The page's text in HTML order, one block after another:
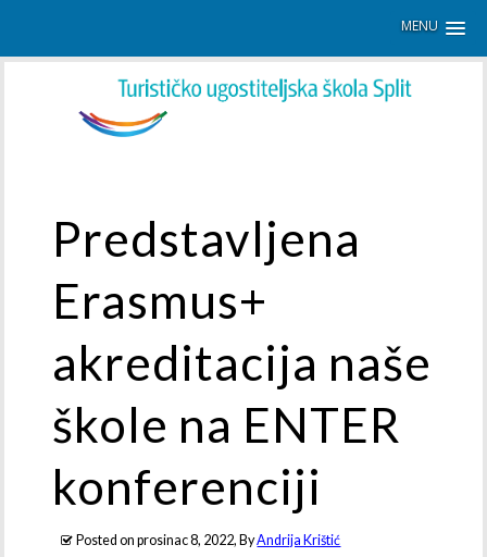
MENU
Predstavljena
Erasmus+
akreditacija naše
škole na ENTER
konferenciji
Posted on prosinac 8, 2022, ByAndrija Krištić